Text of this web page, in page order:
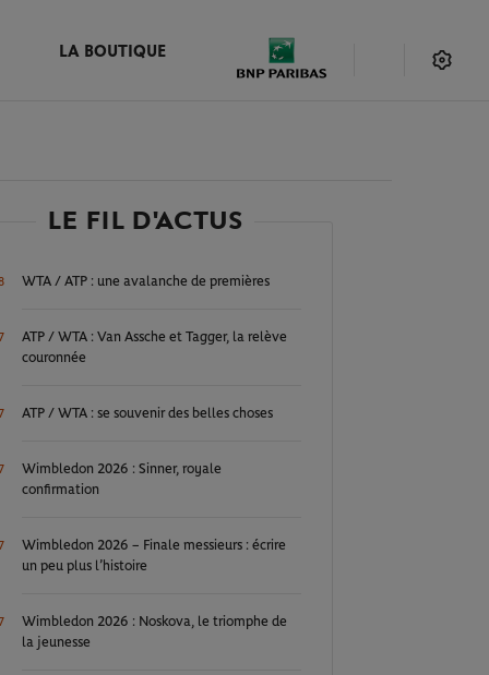
LA BOUTIQUE
LE FIL D'ACTUS
WTA / ATP : une avalanche de premières
ATP / WTA : Van Assche et Tagger, la relève
couronnée
ATP / WTA : se souvenir des belles choses
Wimbledon 2026 : Sinner, royale
confirmation
Wimbledon 2026 – Finale messieurs : écrire
un peu plus l’histoire
Wimbledon 2026 : Noskova, le triomphe de
la jeunesse